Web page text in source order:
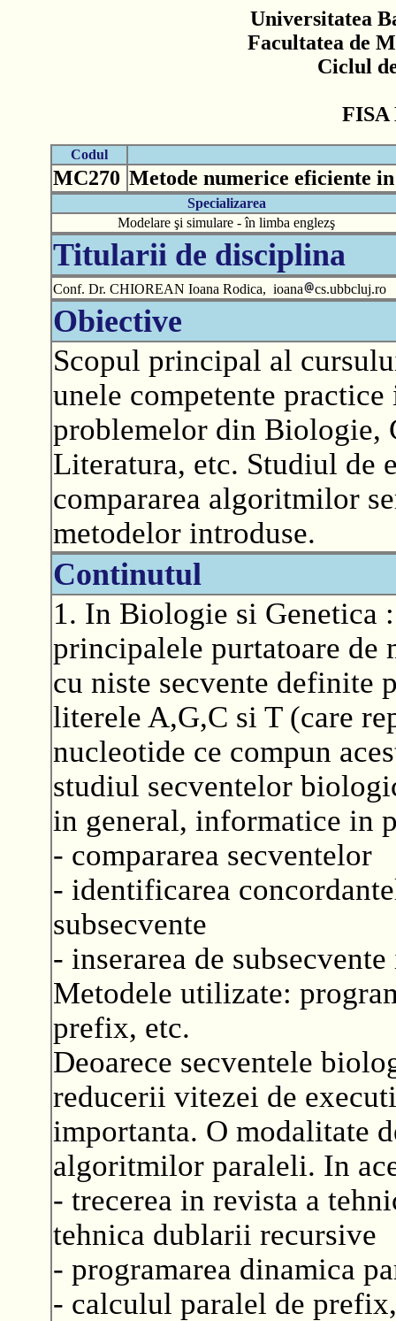
Universitatea
Facultatea de
Ciclul
FISA
Codul
MC270 Metode numerice eficiente
Specializarea
Modelare şi simulare - în limba englezş
Titularii de disciplina
Conf. Dr. CHIOREAN Ioana Rodica, ioana cs.ubbcluj.ro
Obiective
Scopul principal al
unele competente
problemelor din Biologie,
Literatura, etc. Studiul de
compararea algoritmilor
metodelor introduse.
Continutul
1. In Biologie si Genetica
principalele purtatoare de
cu niste secvente definite
literele A,G,C si T (care
nucleotide ce compun
studiul secventelor
in general, informatice in
- compararea secventelor
- identificarea
subsecvente
- inserarea de
Metodele utilizate:
prefix, etc.
Deoarece secventele
reducerii vitezei de
importanta. O modalitate
algoritmilor paraleli. In
- trecerea in revista a
tehnica dublarii recursive
- programarea dinamica
- calculul paralel de